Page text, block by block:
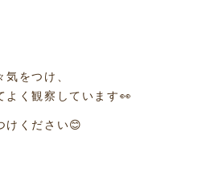
をつけ、
よく観察しています👀
けください😊